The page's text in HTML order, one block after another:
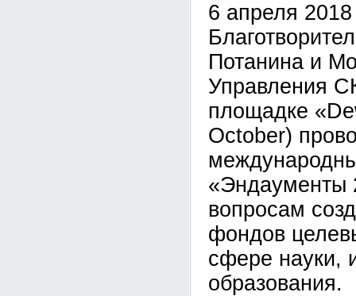
6 апреля 2018
Потанина и
Управления
площадке
October)
«Эндаументы
вопросам
фондов
сфере науки,
образования.